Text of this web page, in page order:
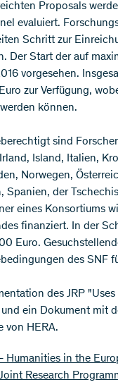
Proposals
evaluiert.
Schritt zur
Der Start der auf
vorgesehen.
zur Verfügung,
können.
sind
Island, Italien,
Norwegen,
Spanien, der
eines Konsortiums
finanziert. In der
Euro.
des SNF
des JRP
ein Dokument mit
von HERA.
Humanities in the
Research